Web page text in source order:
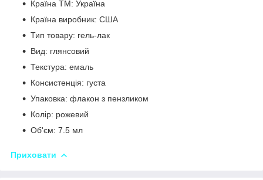
Країна ТМ: Україна
Країна виробник: США
Тип товару: гель-лак
Вид: глянсовий
Текстура: емаль
Консистенція: густа
Упаковка: флакон з пензликом
Колір: рожевий
Об'єм: 7.5 мл
Приховати